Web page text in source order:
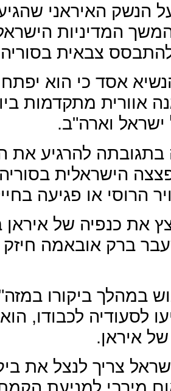
הנשק האיראני
המדיניות
צבאית
אסד כי הוא
אוורית מתקדמות
וארה"ב.
בתגובתה להרגיע את
הישראלית בסוריה
הרוסי או פגיעה
את כנפיה של איראן
ברק אובאמה
במהלך ביקורו
לסעודיה לכבודו,
איראן.
צריך לנצל את